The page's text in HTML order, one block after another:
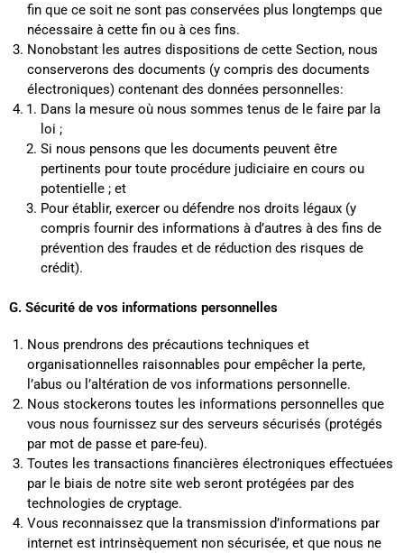
fin que ce soit ne sont pas conservées plus longtemps que
nécessaire à cette fin ou à ces fins.
Nonobstant les autres dispositions de cette Section, nous
conserverons des documents (y compris des documents
électroniques) contenant des données personnelles:
Dans la mesure où nous sommes tenus de le faire par la
loi ;
Si nous pensons que les documents peuvent être
pertinents pour toute procédure judiciaire en cours ou
potentielle ; et
Pour établir, exercer ou défendre nos droits légaux (y
compris fournir des informations à d’autres à des fins de
prévention des fraudes et de réduction des risques de
crédit).
G. Sécurité de vos informations personnelles
Nous prendrons des précautions techniques et
organisationnelles raisonnables pour empêcher la perte,
l’abus ou l’altération de vos informations personnelle.
Nous stockerons toutes les informations personnelles que
vous nous fournissez sur des serveurs sécurisés (protégés
par mot de passe et pare-feu).
Toutes les transactions financières électroniques effectuées
par le biais de notre site web seront protégées par des
technologies de cryptage.
Vous reconnaissez que la transmission d’informations par
internet est intrinsèquement non sécurisée, et que nous ne